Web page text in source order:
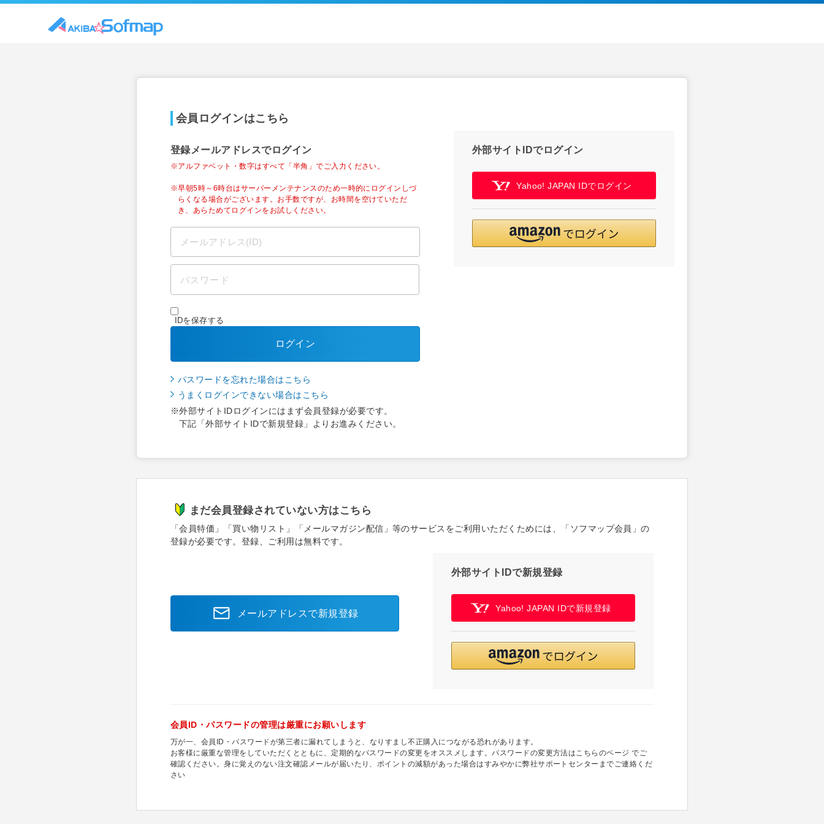
会員ログインはこちら
登録メールアドレスでログイン
※アルファベット・数字はすべて「半角」でご入力ください。
※早朝5時～6時台はサーバーメンテナンスのため一時的にログインしづ
らくなる場合がございます。お手数ですが、お時間を空けていただ
き、あらためてログインをお試しください。
IDを保存する
ログイン
パスワードを忘れた場合はこちら
うまくログインできない場合はこちら
※外部サイトIDログインにはまず会員登録が必要です。
下記「外部サイトIDで新規登録」よりお進みください。
外部サイトIDでログイン
Yahoo! JAPAN IDでログイン
まだ会員登録されていない方はこちら
「会員特価」「買い物リスト」「メールマガジン配信」等のサービスをご利用いただくためには、「ソフマップ会員」の
登録が必要です。登録、ご利用は無料です。
メールアドレスで新規登録
外部サイトIDで新規登録
Yahoo! JAPAN IDで新規登録
会員ID・パスワードの管理は厳重にお願いします
万が一、会員ID・パスワードが第三者に漏れてしまうと、なりすまし不正購入につながる恐れがあります。
お客様に厳重な管理をしていただくとともに、定期的なパスワードの変更をオススメします。パスワードの変更方法はこちらのページ でご
確認ください。身に覚えのない注文確認メールが届いたり、ポイントの減額があった場合はすみやかに弊社サポートセンターまでご連絡くだ
さい